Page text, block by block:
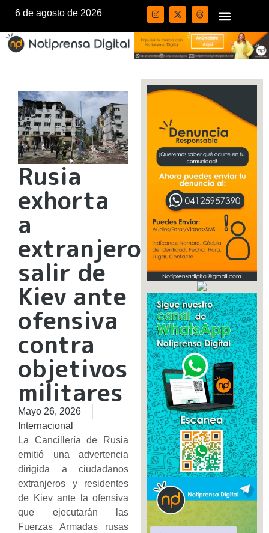
6 de agosto de 2026
Rusia
exhorta
a
extranjeros
salir de
Kiev ante
ofensiva
contra
objetivos
militares
Mayo 26, 2026
Internacional
La Cancillería de Rusia
emitió una advertencia
dirigida a ciudadanos
extranjeros y residentes
de Kiev ante la ofensiva
que ejecutarán las
Fuerzas Armadas rusas